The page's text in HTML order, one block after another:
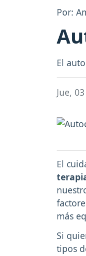
Por:
El
Jue,
El
más
Si
tipos